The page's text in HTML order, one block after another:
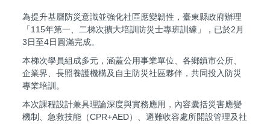
為提升基層防災意識並強化社區應變韌性，臺東縣政府辦理
「115年第一、二梯次擴大培訓防災士專班訓練」，已於2月
3日至4日圓滿完成。
本梯次學員組成多元，涵蓋公用事業單位、各鄉鎮市公所、
企業界、長照養護機構及自主防災社區夥伴，共同投入防災
專業培訓。
本次課程設計兼具理論深度與實務應用，內容囊括災害應變
機制、急救技能（CPR+AED）、避難收容處所開設管理及社